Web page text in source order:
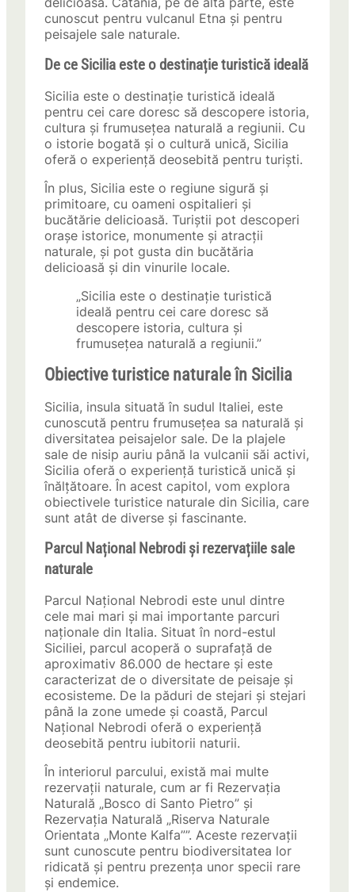
cunoscut pentru vulcanul Etna și pentru
peisajele sale naturale.
De ce Sicilia este o destinație turistică ideală
Sicilia este o destinație turistică ideală
pentru cei care doresc să descopere istoria,
cultura și frumusețea naturală a regiunii. Cu
o istorie bogată și o cultură unică, Sicilia
oferă o experiență deosebită pentru turiști.
În plus, Sicilia este o regiune sigură și
primitoare, cu oameni ospitalieri și
bucătărie delicioasă. Turiștii pot descoperi
orașe istorice, monumente și atracții
naturale, și pot gusta din bucătăria
delicioasă și din vinurile locale.
„Sicilia este o destinație turistică
ideală pentru cei care doresc să
descopere istoria, cultura și
frumusețea naturală a regiunii.”
Obiective turistice naturale în Sicilia
Sicilia, insula situată în sudul Italiei, este
cunoscută pentru frumusețea sa naturală și
diversitatea peisajelor sale. De la plajele
sale de nisip auriu până la vulcanii săi activi,
Sicilia oferă o experiență turistică unică și
înălțătoare. În acest capitol, vom explora
obiectivele turistice naturale din Sicilia, care
sunt atât de diverse și fascinante.
Parcul Național Nebrodi și rezervațiile sale
naturale
Parcul Național Nebrodi este unul dintre
cele mai mari și mai importante parcuri
naționale din Italia. Situat în nord-estul
Siciliei, parcul acoperă o suprafață de
aproximativ 86.000 de hectare și este
caracterizat de o diversitate de peisaje și
ecosisteme. De la păduri de stejari și stejari
până la zone umede și coastă, Parcul
Național Nebrodi oferă o experiență
deosebită pentru iubitorii naturii.
În interiorul parcului, există mai multe
rezervații naturale, cum ar fi Rezervația
Naturală „Bosco di Santo Pietro” și
Rezervația Naturală „Riserva Naturale
Orientata „Monte Kalfa””. Aceste rezervații
sunt cunoscute pentru biodiversitatea lor
ridicată și pentru prezența unor specii rare
și endemice.